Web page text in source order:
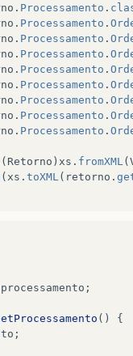
. Processamento .
. Processamento .
. Processamento .
. Processamento .
. Processamento .
. Processamento .
. Processamento .
. Processamento .
. Processamento .
( Retorno ) xs . fromXML (
( xs . toXML ( retorno .
processamento ;
()
{
;